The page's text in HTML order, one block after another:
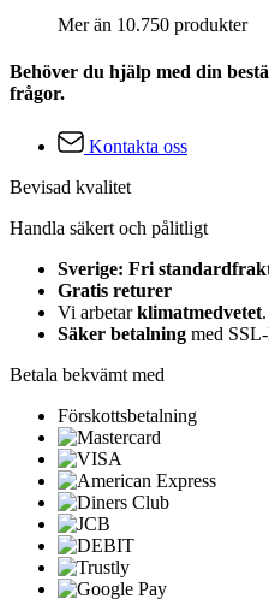
Mer än 10.750 produkter
Behöver du hjälp med din
frågor.
Kontakta oss
Bevisad kvalitet
Handla säkert och pålitligt
Sverige: Fri
Gratis returer
Vi arbetarklimatmedvetet.
Säker betalning med
Betala bekvämt med
Förskottsbetalning